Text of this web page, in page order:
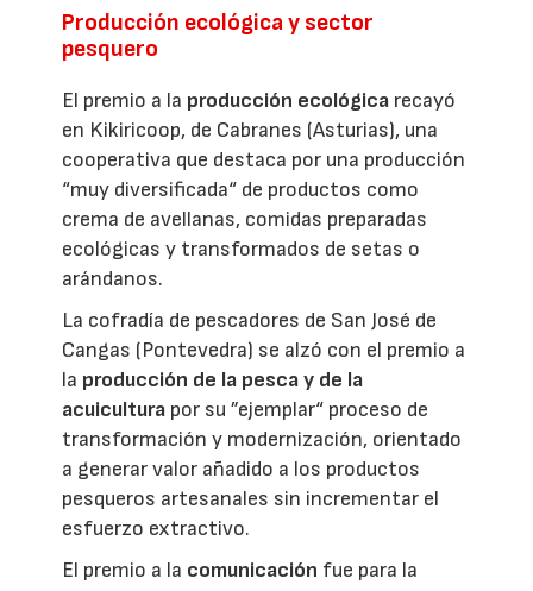
Producción ecológica y sector
pesquero
El premio a la producción ecológica recayó
en Kikiricoop, de Cabranes (Asturias), una
cooperativa que destaca por una producción
“muy diversificada“ de productos como
crema de avellanas, comidas preparadas
ecológicas y transformados de setas o
arándanos.
La cofradía de pescadores de San José de
Cangas (Pontevedra) se alzó con el premio a
la producción de la pesca y de la
acuicultura por su ”ejemplar“ proceso de
transformación y modernización, orientado
a generar valor añadido a los productos
pesqueros artesanales sin incrementar el
esfuerzo extractivo.
El premio a la comunicación fue para la